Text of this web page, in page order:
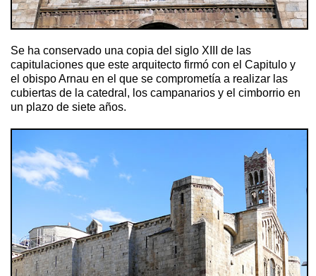
Se ha conservado una copia del siglo XIII de las
capitulaciones que este arquitecto firmó con el Capitulo y
el obispo Arnau en el que se comprometía a realizar las
cubiertas de la catedral, los campanarios y el cimborrio en
un plazo de siete años.